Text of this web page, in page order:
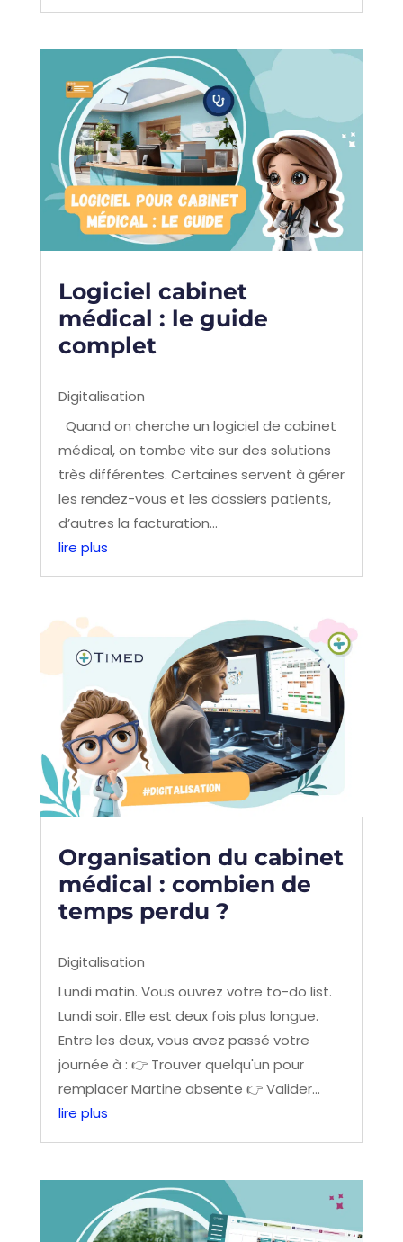
Logiciel cabinet
médical : le guide
complet
Digitalisation
Quand on cherche un logiciel de cabinet
médical, on tombe vite sur des solutions
très différentes. Certaines servent à gérer
les rendez-vous et les dossiers patients,
d’autres la facturation...
lire plus
Organisation du cabinet
médical : combien de
temps perdu ?
Digitalisation
Lundi matin. Vous ouvrez votre to-do list.
Lundi soir. Elle est deux fois plus longue.
Entre les deux, vous avez passé votre
journée à : 👉 Trouver quelqu'un pour
remplacer Martine absente 👉 Valider...
lire plus